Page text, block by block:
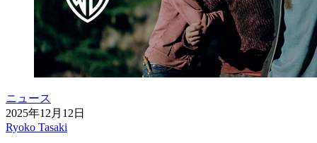
ニュース
2025年12月12日
Ryoko Tasaki